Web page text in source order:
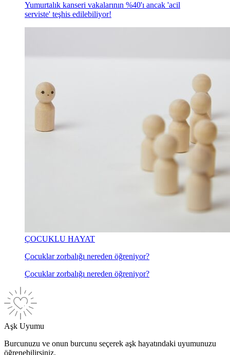
Yumurtalık kanseri vakalarının %40'ı ancak 'acil
serviste' teşhis edilebiliyor!
ÇOCUKLU HAYAT
Çocuklar zorbalığı nereden öğreniyor?
Çocuklar zorbalığı nereden öğreniyor?
Aşk Uyumu
Burcunuzu ve onun burcunu seçerek aşk hayatındaki uyumunuzu
öğrenebilirsiniz.